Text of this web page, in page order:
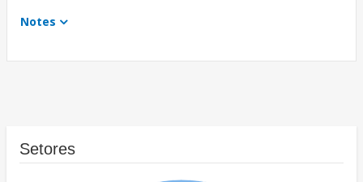
Notes
Setores